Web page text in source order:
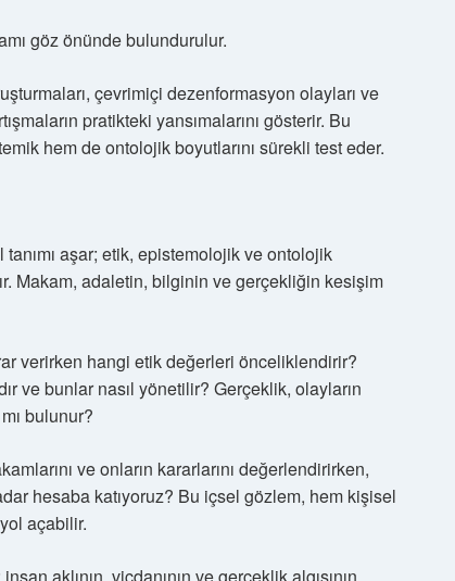
göz önünde bulundurulur.
çevrimiçi dezenformasyon olayları ve
pratikteki yansımalarını gösterir. Bu
hem de ontolojik boyutlarını sürekli test eder.
aşar; etik, epistemolojik ve ontolojik
Makam, adaletin, bilginin ve gerçekliğin kesişim
verirken hangi etik değerleri önceliklendirir?
ve bunlar nasıl yönetilir? Gerçeklik, olayların
bulunur?
ve onların kararlarını değerlendirirken,
hesaba katıyoruz? Bu içsel gözlem, hem kişisel
açabilir.